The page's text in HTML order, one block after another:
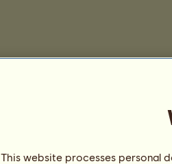
This website processes personal